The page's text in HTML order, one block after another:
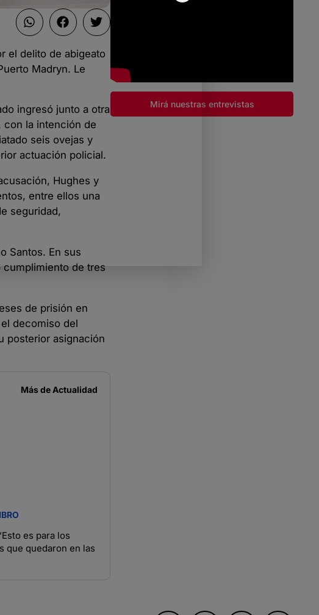
el delito de abigeato
Madryn. Le
ingresó junto a otra
con la intención de
seis ovejas y
actuación policial.
Hughes y
entre ellos una
seguridad,
Santos. En sus
de tres
de prisión en
decomiso del
posterior asignación
Más deActualidad
es para los
que quedaron en las
Mirá nuestras entrevistas